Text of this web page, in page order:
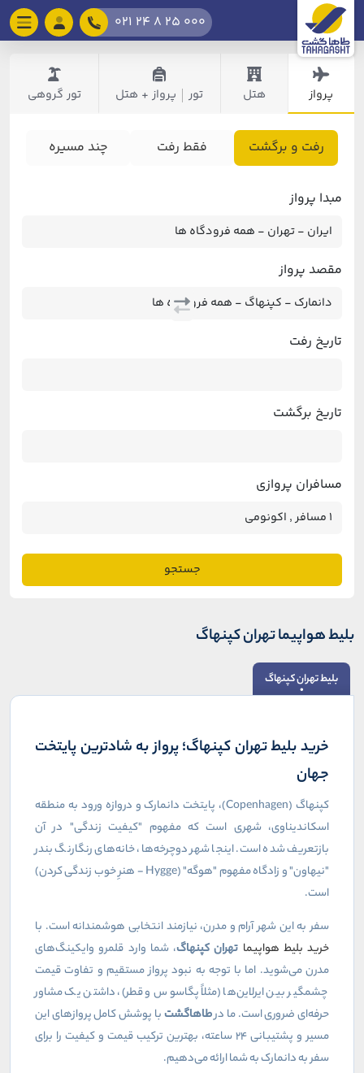
021 24 8 25 000
پرواز هتل تور پرواز + هتل تور گروهی
رفت و برگشت فقط رفت چند مسیره
مبدا پرواز
مقصد پرواز
تاریخ رفت
تاریخ برگشت
مسافران پروازی
جستجو
بلیط هواپیما تهران کپنهاگ
بلیط تهران کپنهاگ
خرید بلیط تهران کپنهاگ؛ پرواز به شادترین پایتخت
جهان
کپنهاگ (Copenhagen)، پایتخت دانمارک و دروازه ورود به منطقه
اسکاندیناوی، شهری است که مفهوم "کیفیت زندگی" در آن
بازتعریف شده است. اینجا شهر دوچرخه‌ها، خانه‌های رنگارنگ بندر
"نیهاون" و زادگاه مفهوم "هوگه" (Hygge- هنرِ خوب زندگی کردن)
است.
سفر به این شهر آرام و مدرن، نیازمند انتخابی هوشمندانه است. با
خرید بلیط هواپیما تهران کپنهاگ، شما وارد قلمرو وایکینگ‌های
مدرن می‌شوید. اما با توجه به نبود پرواز مستقیم و تفاوت قیمت
چشمگیر بین ایرلاین‌ها (مثلاً پگاسوس و قطر)، داشتن یک مشاور
حرفه‌ای ضروری است. ما درطاهاگشتبا پوشش کامل پروازهای این
مسیر و پشتیبانی ۲۴ ساعته، بهترین ترکیب قیمت و کیفیت را برای
سفر به دانمارک به شما ارائه می‌دهیم.